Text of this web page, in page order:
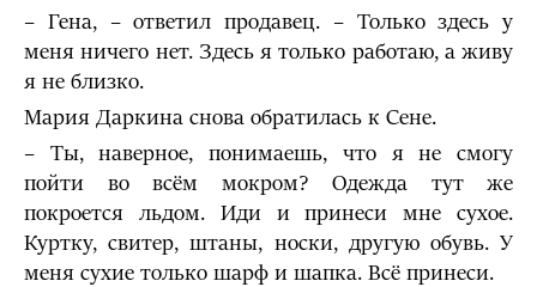
– Гена, – ответил продавец. – Только здесь у
меня ничего нет. Здесь я только работаю, а живу
я не близко.
Мария Даркина снова обратилась к Сене.
– Ты, наверное, понимаешь, что я не смогу
пойти во всём мокром? Одежда тут же
покроется льдом. Иди и принеси мне сухое.
Куртку, свитер, штаны, носки, другую обувь. У
меня сухие только шарф и шапка. Всё принеси.